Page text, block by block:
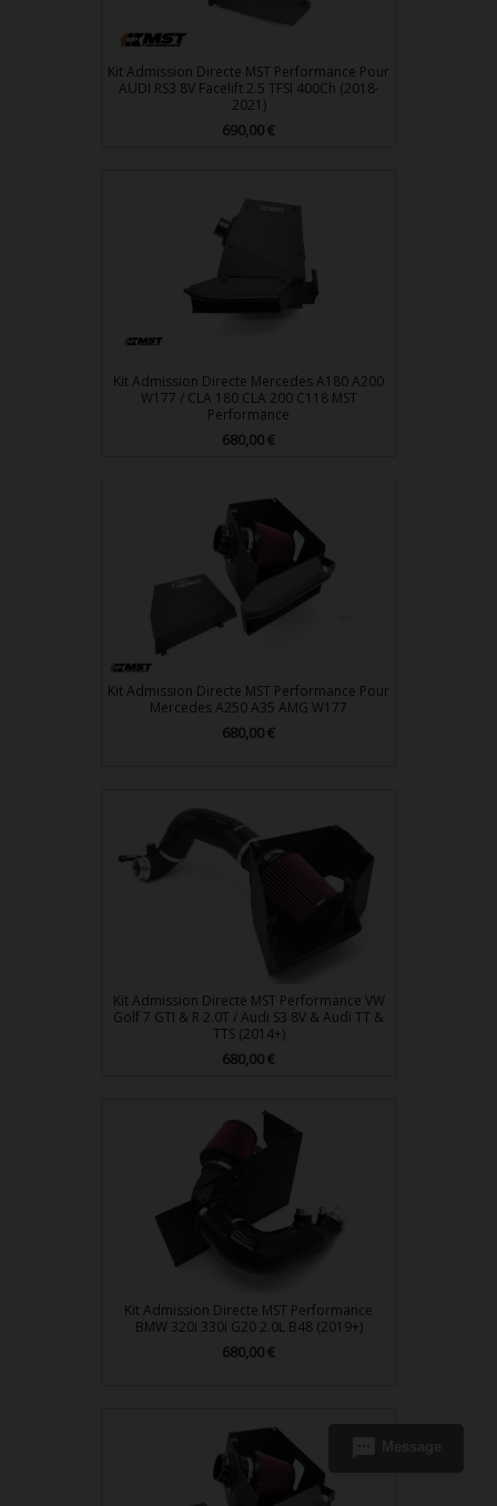
Kit Admission Directe MST Performance Pour
AUDI RS3 8V Facelift 2.5 TFSI 400Ch (2018-
2021)
Prix
690,00 €
Kit Admission Directe Mercedes A180 A200
W177 / CLA 180 CLA 200 C118 MST
Performance
Prix
680,00 €
Kit Admission Directe MST Performance Pour
Mercedes A250 A35 AMG W177
Prix
680,00 €
Kit Admission Directe MST Performance VW
Golf 7 GTI & R 2.0T / Audi S3 8V & Audi TT &
TTS (2014+)
Prix
680,00 €
Kit Admission Directe MST Performance
BMW 320i 330i G20 2.0L B48 (2019+)
Prix
680,00 €